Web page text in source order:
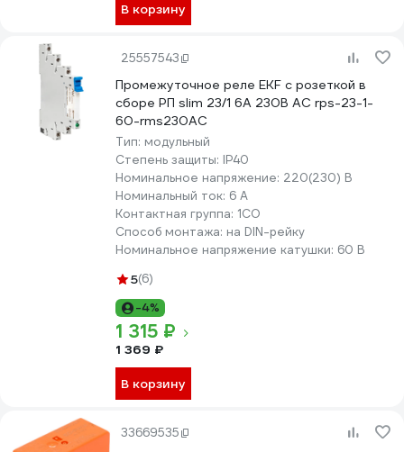
В корзину
25557543
Промежуточное реле EKF с розеткой в
сборе РП slim 23/1 6A 230В AC rps-23-1-
60-rms230АС
Тип: модульный
Степень защиты: IP40
Номинальное напряжение: 220(230) В
Номинальный ток: 6 А
Контактная группа: 1CO
Способ монтажа: на DIN-рейку
Номинальное напряжение катушки: 60 В
5(6)
-4%
1 315 ₽
1 369 ₽
В корзину
33669535